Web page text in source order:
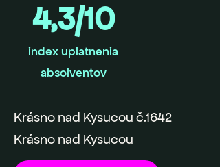
4,3/10
index uplatnenia
absolventov
Krásno nad Kysucou č.1642
Krásno nad Kysucou